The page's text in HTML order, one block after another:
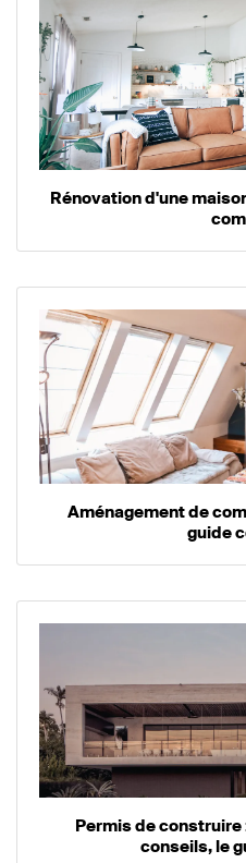
Rénovation d'une
Aménagement de
guide
Permis de
conseils, le